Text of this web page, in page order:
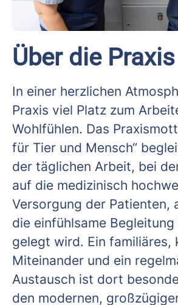
Über die Praxis
In einer herzlichen
Praxis viel Platz zum
Wohlfühlen. Das
für Tier und Mensch“
der täglichen Arbeit, bei
auf die medizinisch
Versorgung der Patienten,
die einfühlsame
gelegt wird. Ein familiäres,
Miteinander und ein
Austausch ist dort
den modernen,